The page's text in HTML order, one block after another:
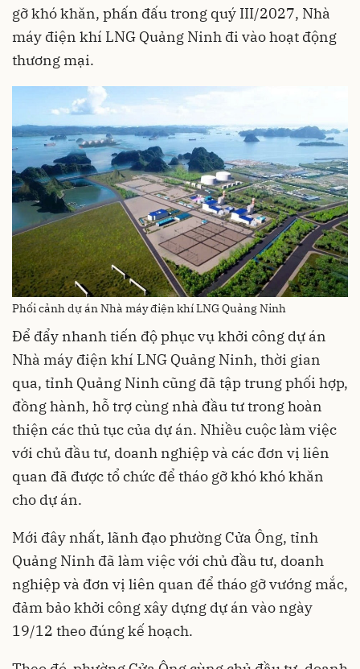
gỡ khó khăn, phấn đấu trong quý III/2027, Nhà
máy điện khí LNG Quảng Ninh đi vào hoạt động
thương mại.
Phối cảnh dự án Nhà máy điện khí LNG Quảng Ninh
Để đẩy nhanh tiến độ phục vụ khởi công dự án
Nhà máy điện khí LNG Quảng Ninh, thời gian
qua, tỉnh Quảng Ninh cũng đã tập trung phối hợp,
đồng hành, hỗ trợ cùng nhà đầu tư trong hoàn
thiện các thủ tục của dự án. Nhiều cuộc làm việc
với chủ đầu tư, doanh nghiệp và các đơn vị liên
quan đã được tổ chức để tháo gỡ khó khó khăn
cho dự án.
Mới đây nhất, lãnh đạo phường Cửa Ông, tỉnh
Quảng Ninh đã làm việc với chủ đầu tư, doanh
nghiệp và đơn vị liên quan để tháo gỡ vướng mắc,
đảm bảo khởi công xây dựng dự án vào ngày
19/12 theo đúng kế hoạch.